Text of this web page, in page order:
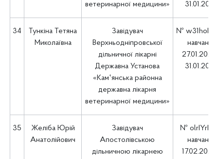
ветеринарної медицини»
31.01.2025
34
Тункіна Тетяна
Миколаївна
Завідувач
Верхньодніпровської
дільничної лікарні
Державна Установа
«Кам‛янська районна
державна лікарня
ветеринарної медицини»
№
навчання
27.01.2025
31.01.2025
35
Желіба Юрій
Анатолійович
Завідувач
Апостолівською
дільничною лікарнею
№
навчання
17.02.2025